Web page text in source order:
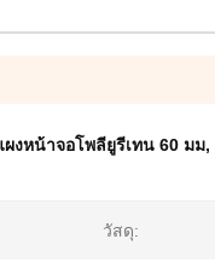
งหน้าจอโพลียูรีเทน 60 มม,
วัสดุ: